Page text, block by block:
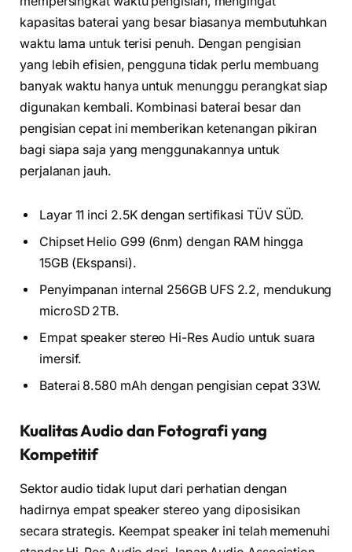
kapasitas baterai yang besar biasanya membutuhkan
waktu lama untuk terisi penuh. Dengan pengisian
yang lebih efisien, pengguna tidak perlu membuang
banyak waktu hanya untuk menunggu perangkat siap
digunakan kembali. Kombinasi baterai besar dan
pengisian cepat ini memberikan ketenangan pikiran
bagi siapa saja yang menggunakannya untuk
perjalanan jauh.
Layar 11 inci 2.5K dengan sertifikasi TÜV SÜD.
Chipset Helio G99 (6nm) dengan RAM hingga
15GB (Ekspansi).
Penyimpanan internal 256GB UFS 2.2, mendukung
microSD 2TB.
Empat speaker stereo Hi-Res Audio untuk suara
imersif.
Baterai 8.580 mAh dengan pengisian cepat 33W.
Kualitas Audio dan Fotografi yang
Kompetitif
Sektor audio tidak luput dari perhatian dengan
hadirnya empat speaker stereo yang diposisikan
secara strategis. Keempat speaker ini telah memenuhi